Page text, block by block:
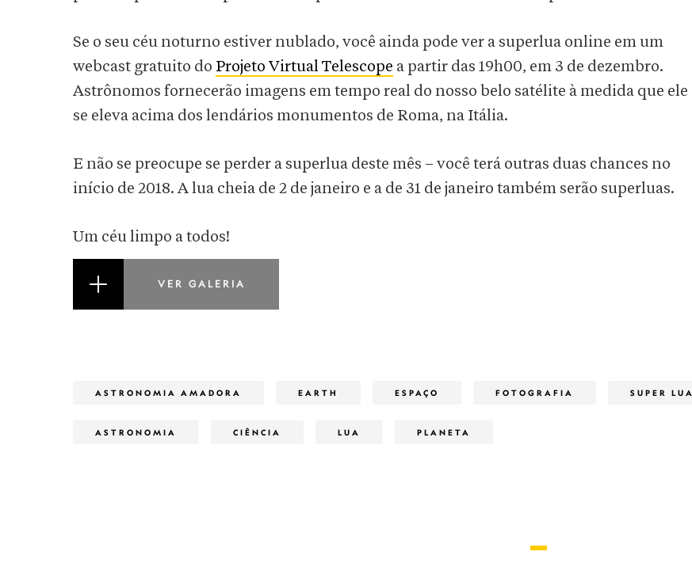
Se o seu céu noturno estiver nublado, você ainda pode ver a superlua online em um
webcast gratuito do Projeto Virtual Telescope a partir das 19h00, em 3 de dezembro.
Astrônomos fornecerão imagens em tempo real do nosso belo satélite à medida que ele
se eleva acima dos lendários monumentos de Roma, na Itália.
E não se preocupe se perder a superlua deste mês – você terá outras duas chances no
início de 2018. A lua cheia de 2 de janeiro e a de 31 de janeiro também serão superluas.
Um céu limpo a todos!
VER GALERIA
ASTRONOMIA AMADORA EARTH ESPAÇO FOTOGRAFIA SUPER LUA
ASTRONOMIA CIÊNCIA LUA PLANETA